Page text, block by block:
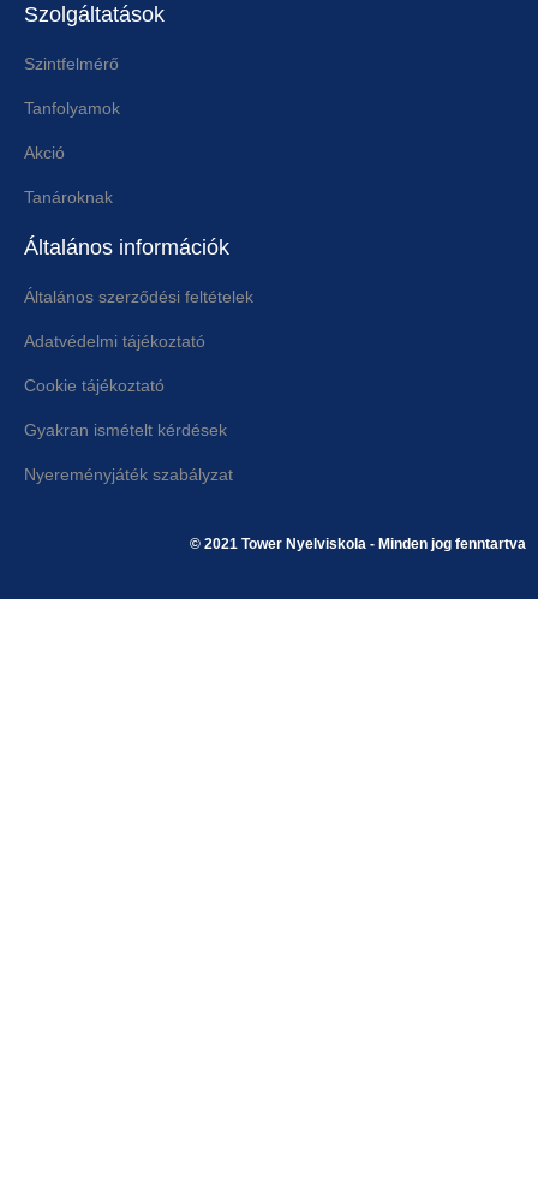
Szolgáltatások
Szintfelmérő
Tanfolyamok
Akció
Tanároknak
Általános információk
Általános szerződési feltételek
Adatvédelmi tájékoztató
Cookie tájékoztató
Gyakran ismételt kérdések
Nyereményjáték szabályzat
© 2021 Tower Nyelviskola - Minden jog fenntartva